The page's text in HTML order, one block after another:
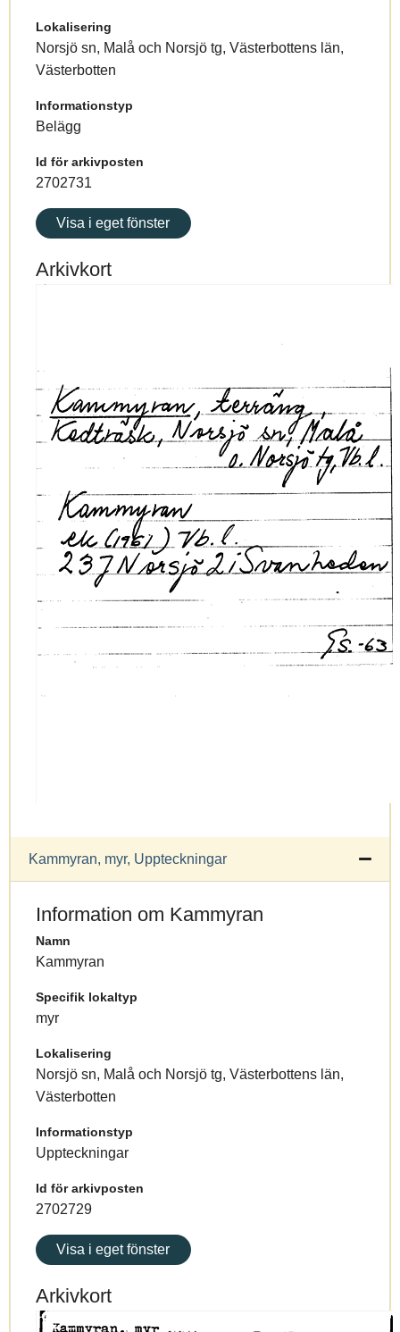
Lokalisering
Norsjö sn, Malå och Norsjö tg, Västerbottens län,
Västerbotten
Informationstyp
Belägg
Id för arkivposten
2702731
Visa i eget fönster
Arkivkort
Kammyran, myr, Uppteckningar
Information om Kammyran
Namn
Kammyran
Specifik lokaltyp
myr
Lokalisering
Norsjö sn, Malå och Norsjö tg, Västerbottens län,
Västerbotten
Informationstyp
Uppteckningar
Id för arkivposten
2702729
Visa i eget fönster
Arkivkort